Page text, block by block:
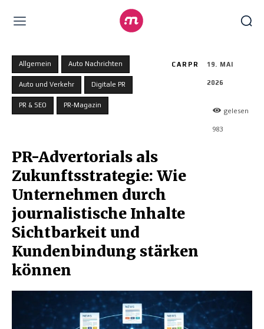
Allgemein Auto Nachrichten
Auto und Verkehr Digitale PR
PR & SEO PR-Magazin
CARPR 19. MAI
2026
gelesen
983
PR-Advertorials als
Zukunftsstrategie: Wie
Unternehmen durch
journalistische Inhalte
Sichtbarkeit und
Kundenbindung stärken
können